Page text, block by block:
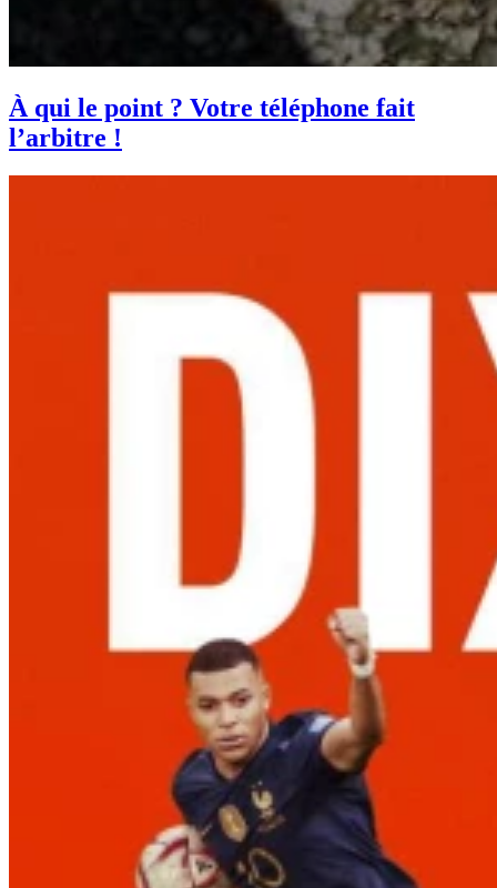
À qui le point ? Votre téléphone fait
l’arbitre !